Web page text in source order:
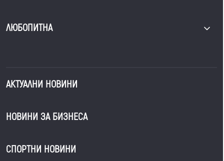
ЛЮБОПИТНА
АКТУАЛНИ НОВИНИ
НОВИНИ ЗА БИЗНЕСА
СПОРТНИ НОВИНИ